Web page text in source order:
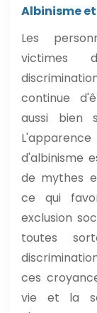
Albinisme
Les
victimes
continue
aussi bien
d'albinisme
de mythes
ce qui
exclusion
toutes
ces
vie et la